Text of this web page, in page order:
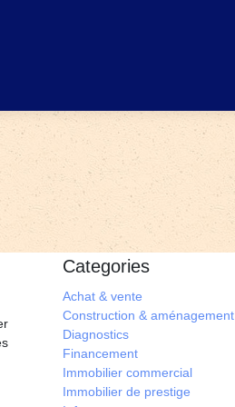
Categories
Achat & vente
Construction & aménagement
Diagnostics
Financement
Immobilier commercial
Immobilier de prestige